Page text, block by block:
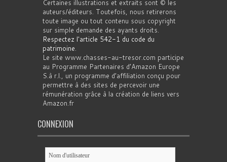
Certaines illustrations et extraits sont © les
auteurs/éditeurs. Toutefois, nous retirerons
toute image ou tout contenu sous copyright
sur simple demande des ayants droits.
Respectez l'article 542-1 du code du
patrimoine.
Le site www.chasses-au-tresor.com participe
au Programme Partenaires d’Amazon Europe
S.à r.l., un programme d’affiliation conçu pour
permettre à des sites de percevoir une
rémunération grâce à la création de liens vers
Amazon.fr
CONNEXION